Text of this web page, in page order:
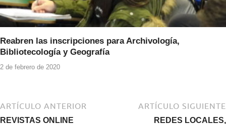
Reabren las inscripciones para Archivología,
Bibliotecología y Geografía
2 de febrero de 2020
ARTÍCULO ANTERIOR
REVISTAS ONLINE
ARTÍCULO SIGUIENTE
REDES LOCALES,